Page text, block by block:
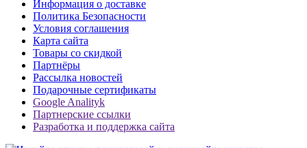
Информация о доставке
Политика Безопасности
Условия соглашения
Карта сайта
Товары со скидкой
Партнёры
Рассылка новостей
Подарочные сертификаты
Google Analityk
Партнерские ссылки
Разработка и поддержка сайта